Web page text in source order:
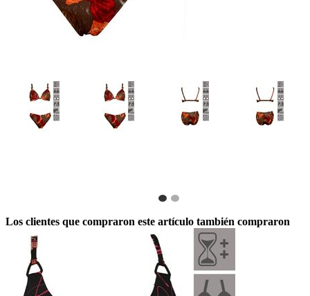
Los clientes que compraron este artículo también compraron